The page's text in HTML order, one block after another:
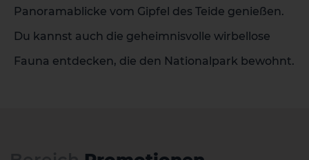
Panoramablicke vom Gipfel des Teide genießen.
Du kannst auch die geheimnisvolle wirbellose
Fauna entdecken, die den Nationalpark bewohnt.